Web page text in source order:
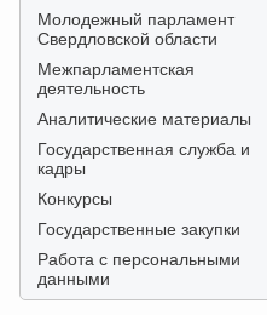
Молодежный парламент
Свердловской области
Межпарламентская
деятельность
Аналитические материалы
Государственная служба и
кадры
Конкурсы
Государственные закупки
Работа с персональными
данными